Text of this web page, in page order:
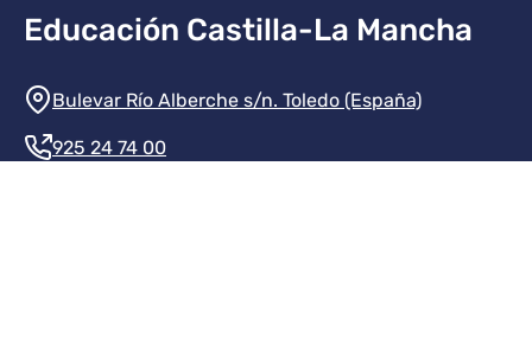
Educación Castilla-La Mancha
Información de la institución
Bulevar Río Alberche s/n. Toledo (España)
925 24 74 00